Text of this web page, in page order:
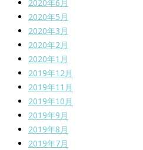
2020年6月
2020年5月
2020年3月
2020年2月
2020年1月
2019年12月
2019年11月
2019年10月
2019年9月
2019年8月
2019年7月